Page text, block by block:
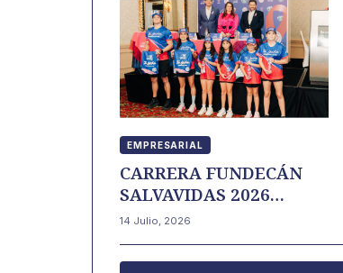
EMPRESARIAL
CARRERA FUNDECÁN
SALVAVIDAS 2026
INVITA A GUATEMALA
14 Julio, 2026